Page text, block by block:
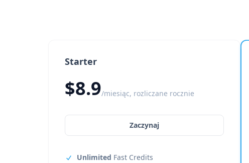
Starter
$8.9/miesiąc, rozliczane rocznie
Zaczynaj
Unlimited Fast Credits